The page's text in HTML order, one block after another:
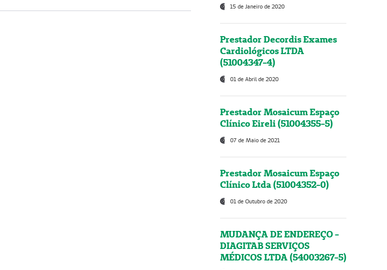
15 de Janeiro de 2020
Prestador Decordis Exames
Cardiológicos LTDA
(51004347-4)
01 de Abril de 2020
Prestador Mosaicum Espaço
Clínico Eireli (51004355-5)
07 de Maio de 2021
Prestador Mosaicum Espaço
Clínico Ltda (51004352-0)
01 de Outubro de 2020
MUDANÇA DE ENDEREÇO -
DIAGITAB SERVIÇOS
MÉDICOS LTDA (54003267-5)